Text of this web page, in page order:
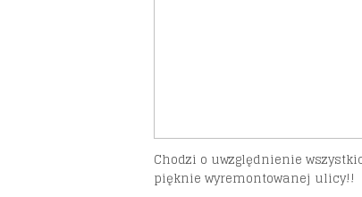
Chodzi o uwzględnienie
pięknie wyremontowanej ulicy!!